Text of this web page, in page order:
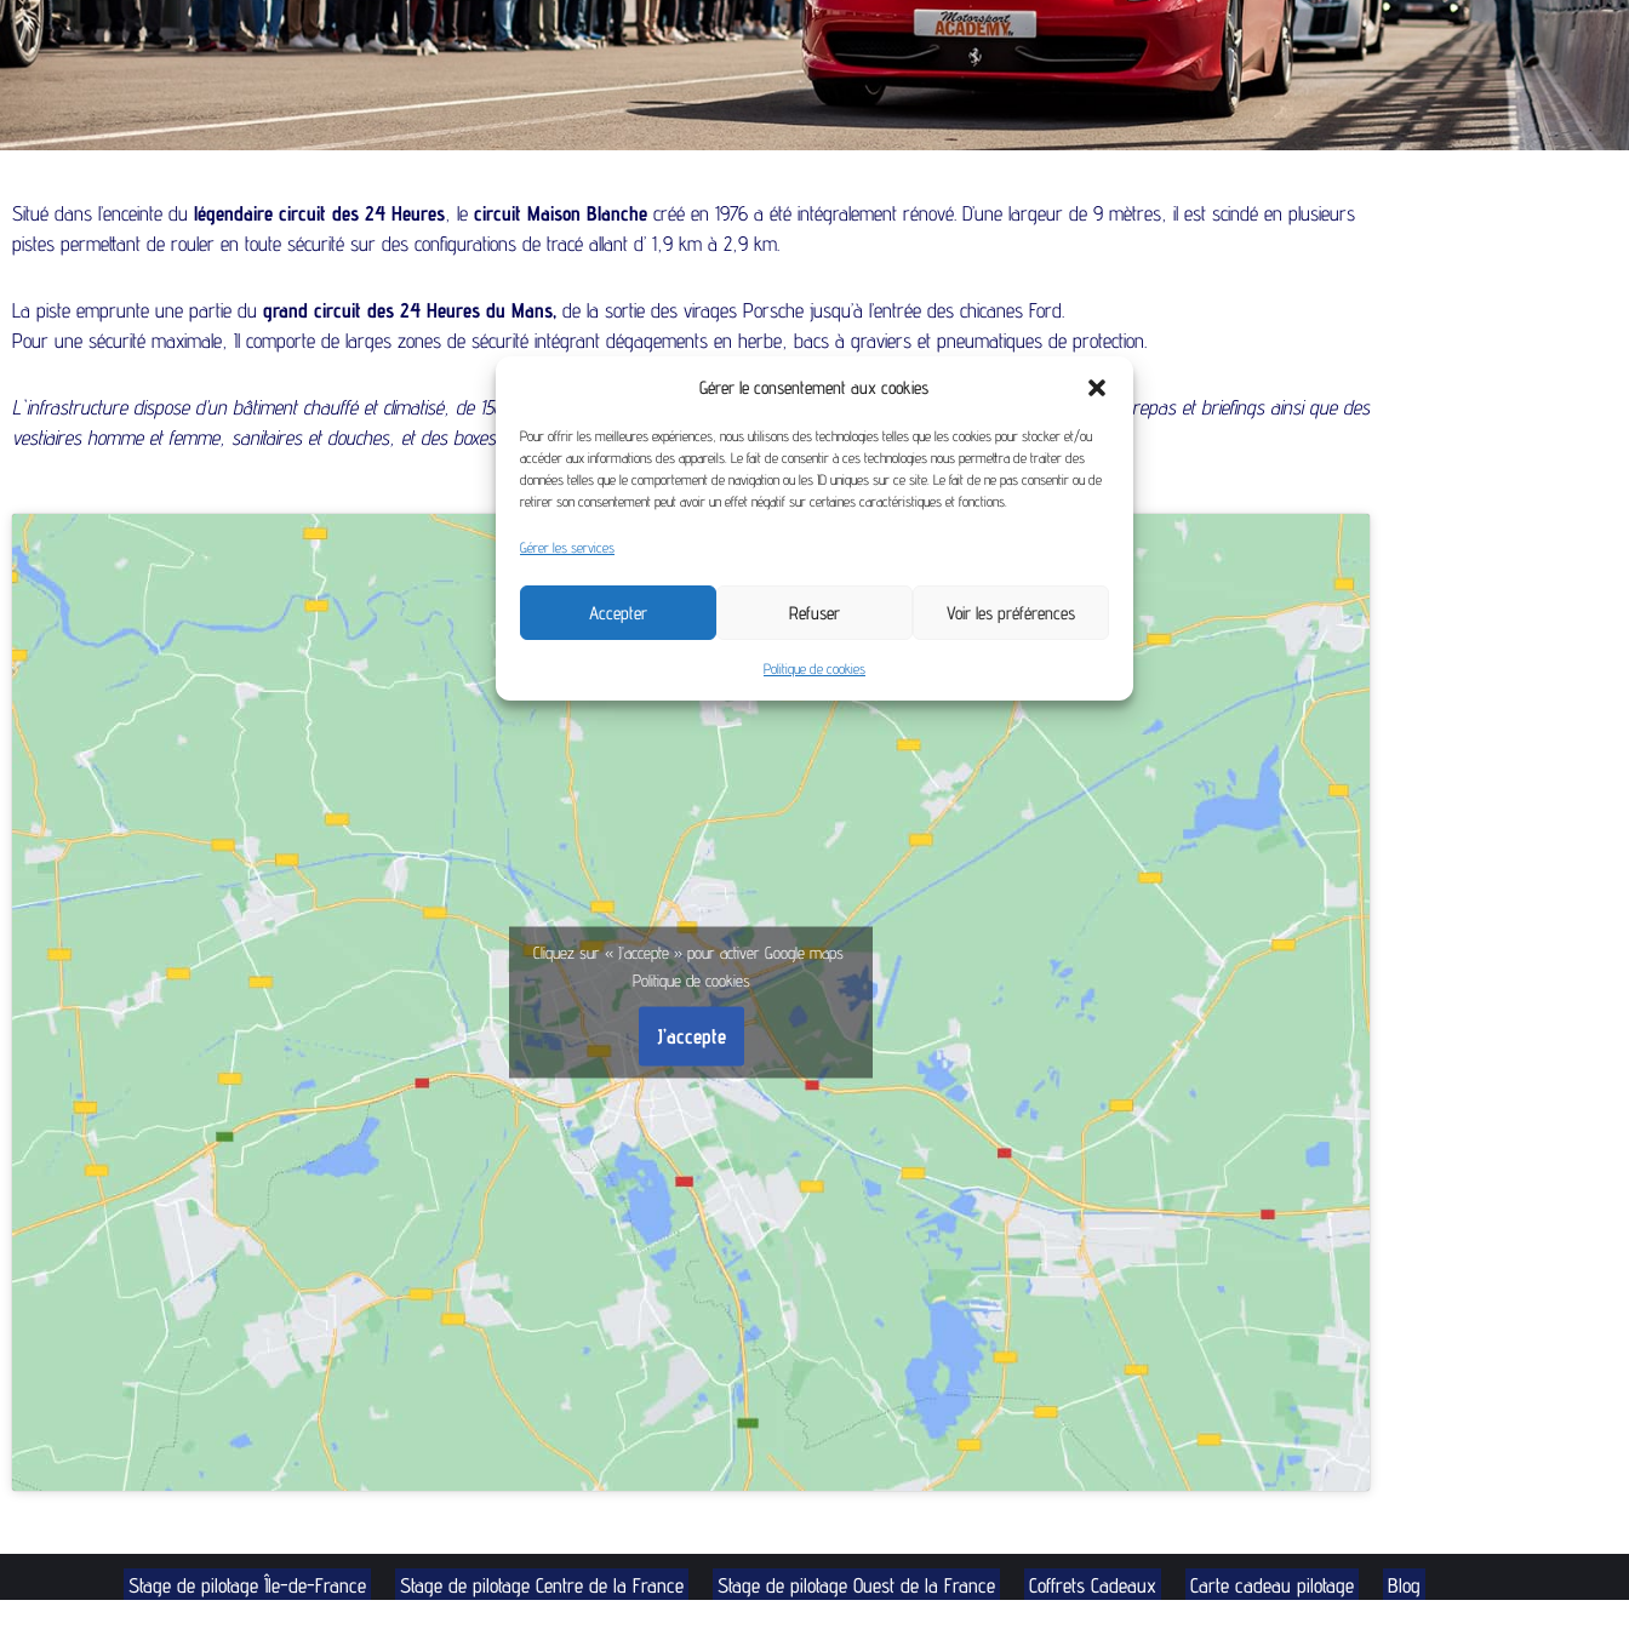
Gérer le consentement aux cookies
Pour offrir les meilleures expériences, nous utilisons des technologies telles que les cookies pour stocker et/ou
accéder aux informations des appareils. Le fait de consentir à ces technologies nous permettra de traiter des
données telles que le comportement de navigation ou les ID uniques sur ce site. Le fait de ne pas consentir ou de
retirer son consentement peut avoir un effet négatif sur certaines caractéristiques et fonctions.
Gérer les services
Accepter Refuser Voir les préférences
Politique de cookies
Situé dans l’enceinte du légendaire circuit des 24 Heures, le circuit Maison Blanche créé en 1976 a été intégralement rénové. D’une largeur de 9 mètres, il est scindé en plusieurs
pistes permettant de rouler en toute sécurité sur des configurations de tracé allant d’ 1,9 km à 2,9 km.
La piste emprunte une partie du grand circuit des 24 Heures du Mans, de la sortie des virages Porsche jusqu’à l’entrée des chicanes Ford.
Pour une sécurité maximale, Il comporte de larges zones de sécurité intégrant dégagements en herbe, bacs à graviers et pneumatiques de protection.
L`infrastructure dispose d’un bâtiment chauffé et climatisé, de 150 m² comprenant une salle de 100 m² permettant d`accueillir 90 personnes lors des repas et briefings ainsi que des
vestiaires homme et femme, sanitaires et douches, et des boxes pour les utilisateurs de la piste.
Cliquez sur « J’accepte » pour activer Google maps
Politique de cookies
J’accepte
Stage de pilotage Île-de-France Stage de pilotage Centre de la France Stage de pilotage Ouest de la France Coffrets Cadeaux Carte cadeau pilotage
Blog